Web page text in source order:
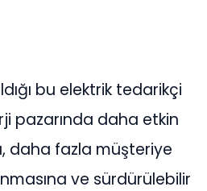
bu elektrik tedarikçi
pazarında daha etkin
daha fazla müşteriye
ve sürdürülebilir